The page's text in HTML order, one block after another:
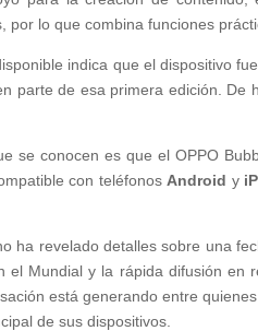
por lo que combina funciones
indica que el dispositivo
parte de esa primera edición.
se conocen es que el OPPO
con teléfonos Android y
ha revelado detalles sobre una
el Mundial y la rápida difusión en
está generando entre
de sus dispositivos.